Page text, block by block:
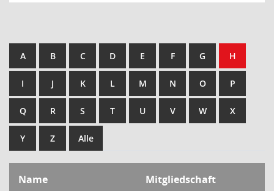
A B C D E F G H
I J K L M N O P
Q R S T U V W X
Y Z Alle
Name Mitgliedschaft